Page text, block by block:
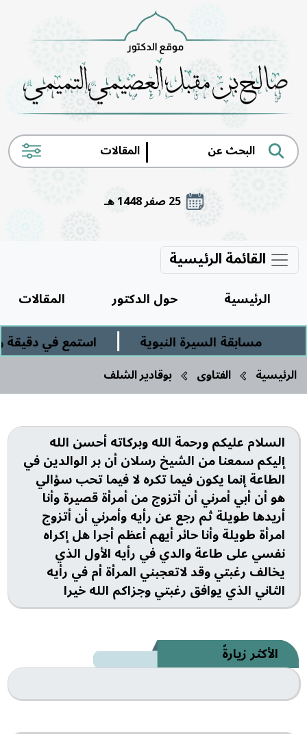
|
25 صفر 1448 هـ
القائمة الرئيسية
الرئيسية حول الدكتور
المقالات
مسابقة السيرة النبوية
| استمع في دقيقة
الرئيسية الفتاوى بوقادير الشلف
الأكثر زيارةً
السلام عليكم ورحمة الله وبركاته أحسن الله
إليكم سمعنا من الشيخ رسلان أن بر الوالدين في
الطاعة إنما يكون فيما تكره لا فيما تحب سؤالي
هو أن أبي أمرني أن أتزوج من أمرأة قصيرة وأنا
أريدها طويلة ثم رجع عن رأيه وأمرني أن أتزوج
امرأة طويلة وأنا حائر أيهم أعظم أجرا هل إكراه
نفسي على طاعة والدي في رأيه الأول الذي
يخالف رغبتي وقد لاتعجبني المرأة أم في رأيه
الثاني الذي يوافق رغبتي وجزاكم الله خيرا